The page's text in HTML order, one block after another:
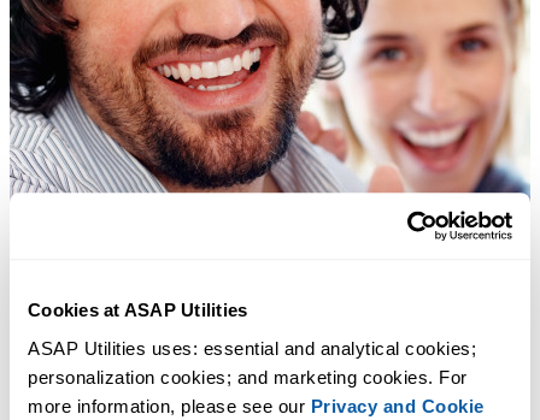
Cookies at ASAP Utilities
ASAP Utilities uses: essential and analytical cookies;
personalization cookies; and marketing cookies. For
more information, please see our Privacy and Cookie